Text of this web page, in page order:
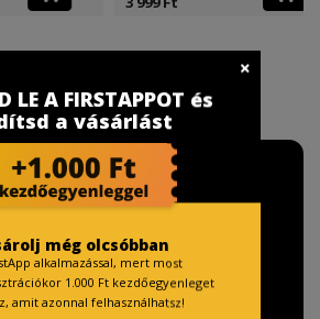
LE A FIRSTAPPOT és
a vásárlást
még olcsóbban
alkalmazással, mert most
1.000 Ft kezdőegyenleget
amit azonnal felhasználhatsz!